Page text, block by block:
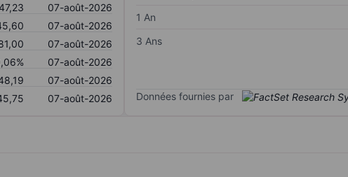
07-août-2026
07-août-2026
07-août-2026
07-août-2026
07-août-2026
07-août-2026
1 An
3 Ans
Données fournies par